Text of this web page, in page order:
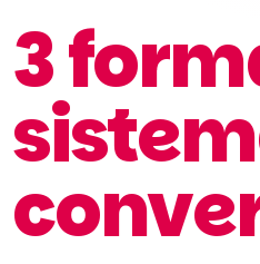
3